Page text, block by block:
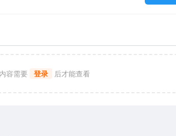
容需要 登录 后才能查看